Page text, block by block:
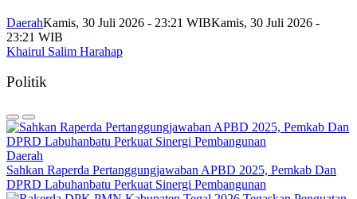
DaerahKamis, 30 Juli 2026 - 23:21 WIBKamis, 30 Juli 2026 -
23:21 WIB
Khairul Salim Harahap
Politik
Daerah
Sahkan Raperda Pertanggungjawaban APBD 2025, Pemkab Dan
DPRD Labuhanbatu Perkuat Sinergi Pembangunan